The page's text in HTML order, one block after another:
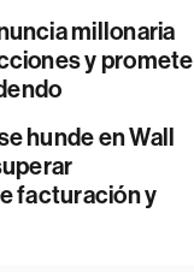
millonaria
y promete
hunde en Wall
facturación y